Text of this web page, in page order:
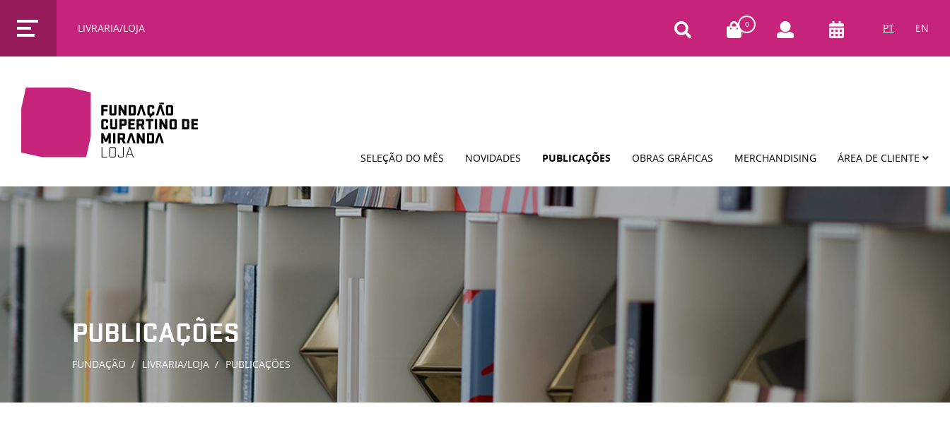
LIVRARIA/LOJA PT EN
0
SELEÇÃO DO MÊS NOVIDADES PUBLICAÇÕES OBRAS GRÁFICAS MERCHANDISING ÁREA DE CLIENTE
PUBLICAÇÕES
FUNDAÇÃO LIVRARIA/LOJA PUBLICAÇÕES